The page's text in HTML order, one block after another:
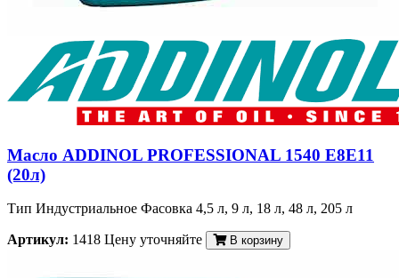
Масло ADDINOL PROFESSIONAL 1540 E8E11
(20л)
Тип Индустриальное Фасовка 4,5 л, 9 л, 18 л, 48 л, 205 л
Артикул: 1418 Цену уточняйте В корзину